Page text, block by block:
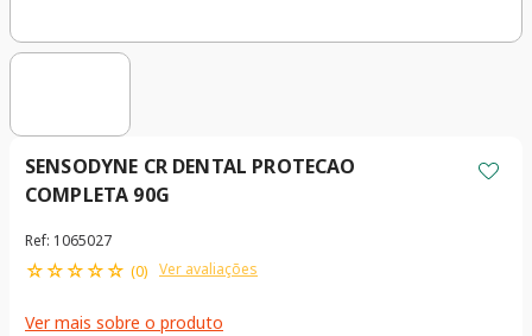
SENSODYNE CR DENTAL PROTECAO
COMPLETA 90G
Ref: 1065027
☆☆☆☆☆ (0) Ver avaliações
Ver mais sobre o produto